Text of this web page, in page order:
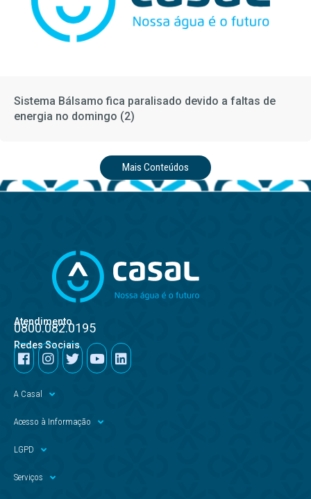
Sistema Bálsamo fica paralisado devido a faltas de
energia no domingo (2)
Mais Conteúdos
Atendimento
0800.082.0195
Redes Sociais
A Casal
Acesso à Informação
LGPD
Serviços